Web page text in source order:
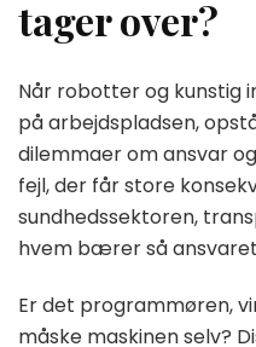
tager over?
Når robotter og kunstig
på arbejdspladsen,
dilemmaer om ansvar
fejl, der får store
sundhedssektoren,
hvem bærer så
Er det programmøren,
måske maskinen selv?